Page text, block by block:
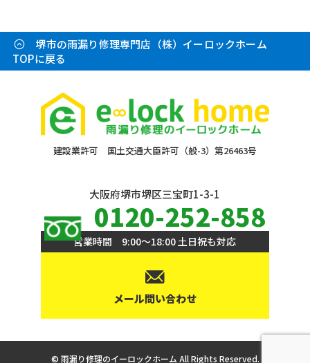
堺市の雨漏り修理専門店（株）イーロックホーム
TOPに戻る
建設業許可 国土交通大臣許可（般-3）第26463号
大阪府堺市堺区三宝町1-3-1
0120-252-858
営業時間 9:00〜18:00 土日祝も対応
メール問い合わせ
© 雨漏り修理のイーロックホーム All Rights Reserved.